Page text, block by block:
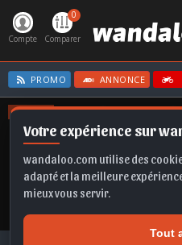
Votre expérience sur
wandaloo.com utilise des
adapté et la meilleure
mieux vous servir.
Tout
Compte
0
Comparer
PROMO ANNONCE
OFFRES
FORMENTOR IBIZA